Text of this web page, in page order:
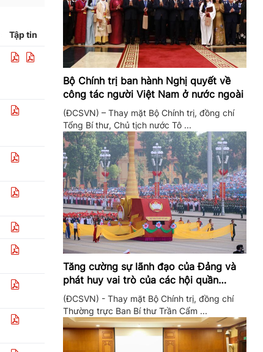
Tập tin
Bộ Chính trị ban hành Nghị quyết về
công tác người Việt Nam ở nước ngoài
(ĐCSVN) – Thay mặt Bộ Chính trị, đồng chí
Tổng Bí thư, Chủ tịch nước Tô ...
Tăng cường sự lãnh đạo của Đảng và
phát huy vai trò của các hội quần
chúng trong giai đoạn phát triển mới
(ĐCSVN) - Thay mặt Bộ Chính trị, đồng chí
Thường trực Ban Bí thư Trần Cẩm ...